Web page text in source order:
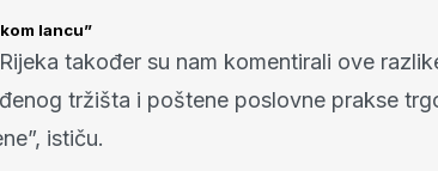
lancu”
također su nam komentirali ove
tržišta i poštene poslovne prakse
ističu.